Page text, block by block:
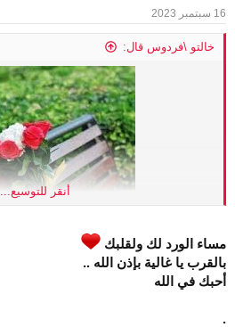
s
:
16 سبتمبر 2023
خالتو \فردوس قال:
أنقر للتوسيع...
مساء الورد لك ولقلبك
بالقرب يا غالية بإذن الله ..
أحبك في الله
.